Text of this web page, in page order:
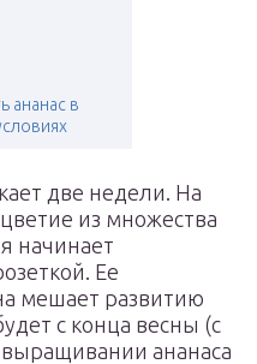
ананас в
две недели. На
из множества
начинает
Ее
мешает развитию
с конца весны (с
ананаса